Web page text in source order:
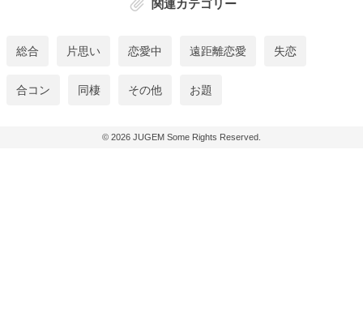
関連カテゴリー
総合 片思い 恋愛中 遠距離恋愛 失恋
合コン 同棲 その他 お題
© 2026 JUGEM Some Rights Reserved.